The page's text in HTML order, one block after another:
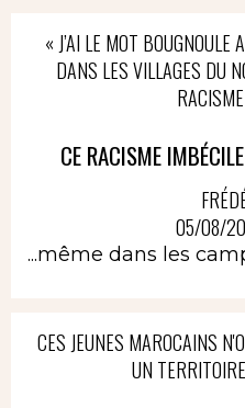
« J’AI LE MOT
DANS LES VILLAGES DU
CE RACISME
05/08/
...même dans les
CES JEUNES MAROCAINS
UN